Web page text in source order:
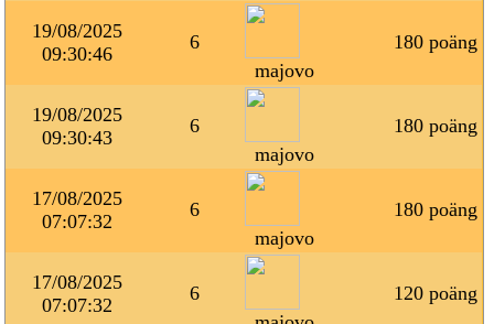
19/08/2025
09:30:46
6
majovo
180 poäng
19/08/2025
09:30:43
6
majovo
180 poäng
17/08/2025
07:07:32
6
majovo
180 poäng
17/08/2025
07:07:32
6
120 poäng